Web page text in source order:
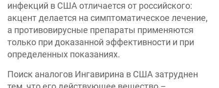
инфекций в США отличается от российского:
акцент делается на симптоматическое лечение,
а противовирусные препараты применяются
только при доказанной эффективности и при
определенных показаниях.
Поиск аналогов Ингавирина в США затруднен